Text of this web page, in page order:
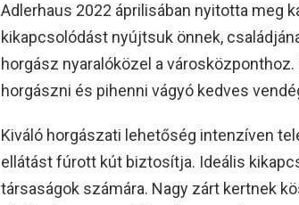
Adlerhaus 2022 áprilisában nyitotta meg
kikapcsolódást nyújtsuk önnek,
horgász nyaralóközel a
horgászni és pihenni vágyó kedves
Kiváló horgászati lehetőség intenzíven
ellátást fúrott kút biztosítja. Ideális
társaságok számára. Nagy zárt kertnek